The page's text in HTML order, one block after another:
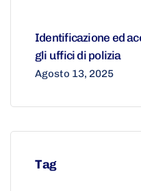
Identificazione ed
gli uffici di polizia
Agosto 13, 2025
Tag